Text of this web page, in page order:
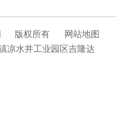
版权所有
网站地图
凉水井工业园区吉隆达